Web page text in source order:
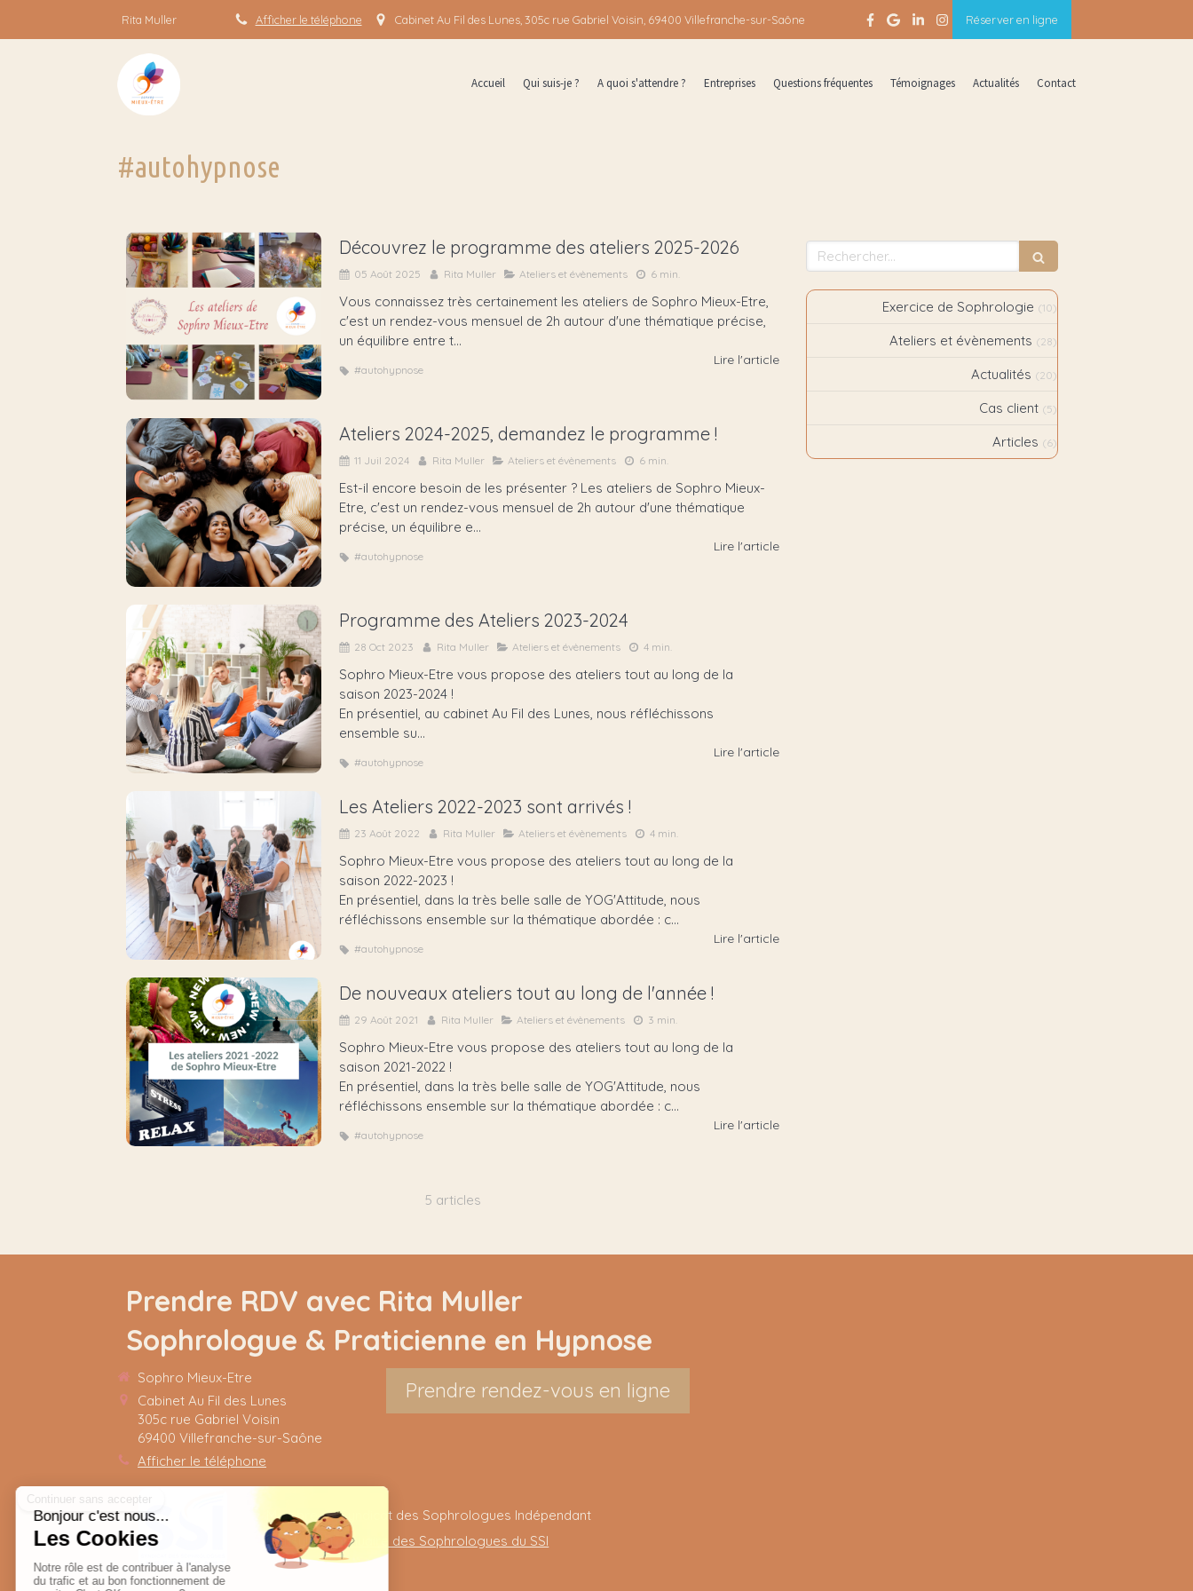
Afficher le téléphone Cabinet Au Fil des Lunes, 305c rue Gabriel Voisin, 69400 Villefranche-sur-Saône
Rita Muller Réserver en ligne
Accueil Qui suis-je ? A quoi s'attendre ? Entreprises Questions fréquentes Témoignages Actualités Contact
#autohypnose
Découvrez le programme des ateliers 2025-2026
05 Août 2025 Rita Muller Ateliers et évènements 6 min.
Vous connaissez très certainement les ateliers de Sophro Mieux-Etre,
c'est un rendez-vous mensuel de 2h autour d'une thématique précise,
un équilibre entre t...
Lire l'article
#autohypnose
Ateliers 2024-2025, demandez le programme !
11 Juil 2024 Rita Muller Ateliers et évènements 6 min.
Est-il encore besoin de les présenter ? Les ateliers de Sophro Mieux-
Etre, c'est un rendez-vous mensuel de 2h autour d'une thématique
précise, un équilibre e...
Lire l'article
#autohypnose
Programme des Ateliers 2023-2024
28 Oct 2023 Rita Muller Ateliers et évènements 4 min.
Sophro Mieux-Etre vous propose des ateliers tout au long de la
saison 2023-2024 !
En présentiel, au cabinet Au Fil des Lunes, nous réfléchissons
ensemble su...
Lire l'article
#autohypnose
Les Ateliers 2022-2023 sont arrivés !
23 Août 2022 Rita Muller Ateliers et évènements 4 min.
Sophro Mieux-Etre vous propose des ateliers tout au long de la
saison 2022-2023 !
En présentiel, dans la très belle salle de YOG'Attitude, nous
réfléchissons ensemble sur la thématique abordée : c...
Lire l'article
#autohypnose
De nouveaux ateliers tout au long de l'année !
29 Août 2021 Rita Muller Ateliers et évènements 3 min.
Sophro Mieux-Etre vous propose des ateliers tout au long de la
saison 2021-2022 !
En présentiel, dans la très belle salle de YOG'Attitude, nous
réfléchissons ensemble sur la thématique abordée : c...
Lire l'article
#autohypnose
5 articles
Rechercher
Exercice de Sophrologie (10)
Ateliers et évènements (28)
Actualités (20)
Cas client (5)
Articles (6)
Prendre RDV avec Rita Muller
Sophrologue & Praticienne en Hypnose
Sophro Mieux-Etre
Cabinet Au Fil des Lunes
305c rue Gabriel Voisin
69400 Villefranche-sur-Saône
Afficher le téléphone
Prendre rendez-vous en ligne
Membre du Syndicat des Sophrologues Indépendant
Consultez l'annuaire des Sophrologues du SSI